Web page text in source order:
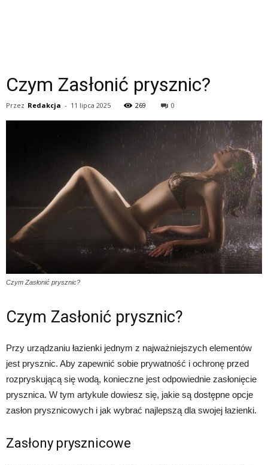
Czym Zasłonić prysznic?
Przez Redakcja - 11 lipca 2025 269 0
Czym Zasłonić prysznic?
Czym Zasłonić prysznic?
Przy urządzaniu łazienki jednym z najważniejszych elementów
jest prysznic. Aby zapewnić sobie prywatność i ochronę przed
rozpryskującą się wodą, konieczne jest odpowiednie zasłonięcie
prysznica. W tym artykule dowiesz się, jakie są dostępne opcje
zasłon prysznicowych i jak wybrać najlepszą dla swojej łazienki.
Zasłony prysznicowe